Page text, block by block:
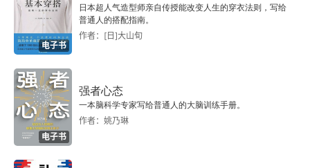
电子书
日本超人气造型师亲自传授能改变人生的穿衣法则，写给
普通人的搭配指南。
作者：[日]大山旬
电子书
强者心态
一本脑科学专家写给普通人的大脑训练手册。
作者：姚乃琳